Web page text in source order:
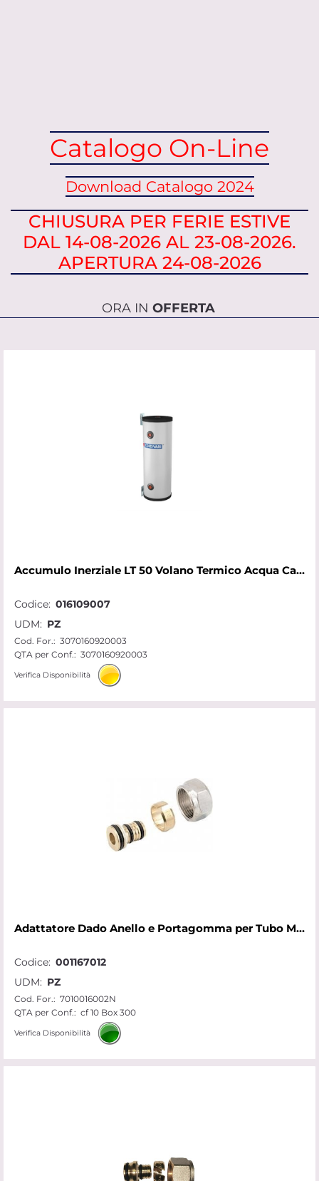
Catalogo On-Line
Download Catalogo 2024
CHIUSURA PER FERIE ESTIVE
DAL 14-08-2026 AL 23-08-2026.
APERTURA 24-08-2026
ORA IN OFFERTA
Accumulo Inerziale LT 50 Volano Termico Acqua Calda Fredda Impianti
Codice: 016109007
UDM: PZ
Cod. For.: 3070160920003
QTA per Conf.: 3070160920003
Verifica Disponibilità
Adattatore Dado Anello e Portagomma per Tubo Multist. D.16x1/2x2,00
Codice: 001167012
UDM: PZ
Cod. For.: 7010016002N
QTA per Conf.: cf 10 Box 300
Verifica Disponibilità